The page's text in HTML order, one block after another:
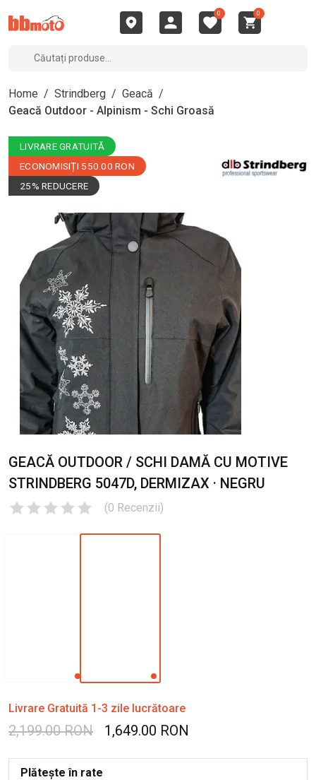
0 0
Home / Strindberg / Geacă /
Geacă Outdoor - Alpinism - Schi Groasă
LIVRARE GRATUITĂ
ECONOMISIȚI 550.00 RON
25% REDUCERE
GEACĂ OUTDOOR / SCHI DAMĂ CU MOTIVE
STRINDBERG 5047D, DERMIZAX · NEGRU
(0 Recenzii)
Livrare Gratuită 1-3 zile lucrătoare
2,199.00 RON 1,649.00 RON
Plătește în rate